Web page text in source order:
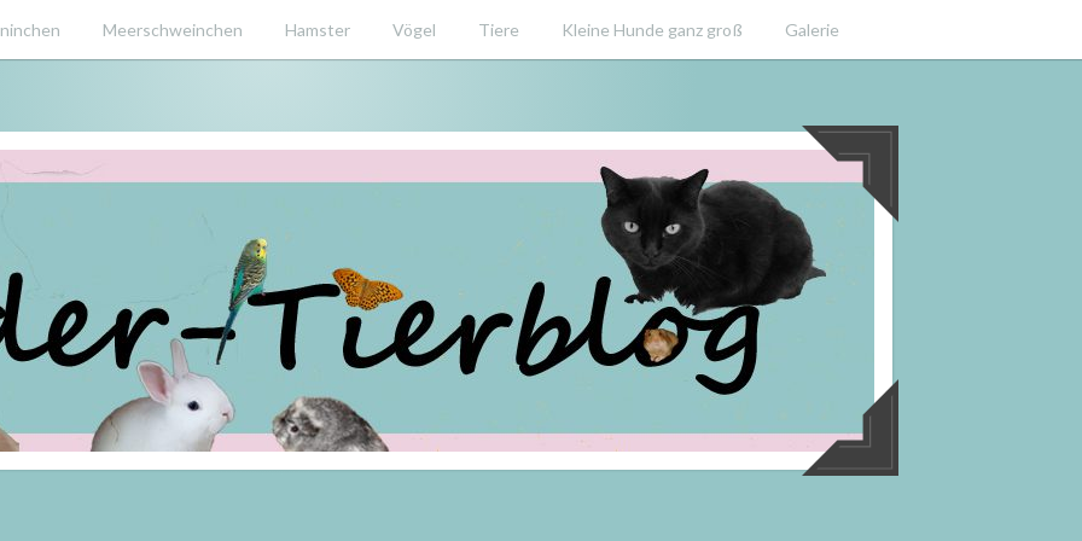
Meerschweinchen Hamster Vögel Tiere Kleine Hunde ganz groß Galerie